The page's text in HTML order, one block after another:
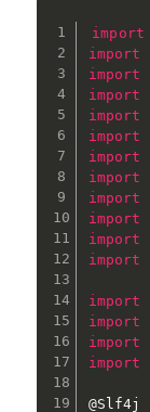
import
import
import
import
import
import
import
import
import
import
import
import
import
import
import
import
@Slf4j